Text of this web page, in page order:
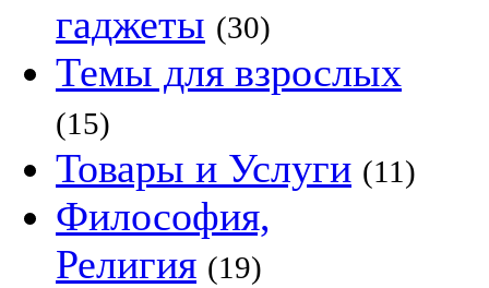
гаджеты (30)
Темы для взрослых
(15)
Товары и Услуги (11)
Философия,
Религия (19)